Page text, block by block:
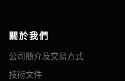
關於我們
公司簡介及交易方式
技術文件